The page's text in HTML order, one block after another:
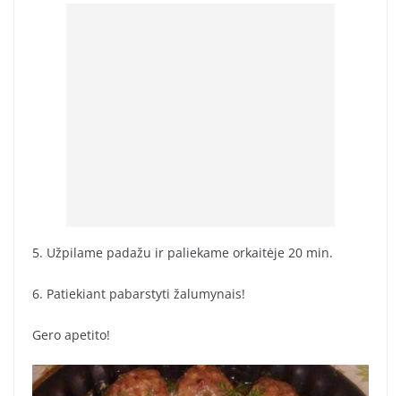
5. Užpilame padažu ir paliekame orkaitėje 20 min.
6. Patiekiant pabarstyti žalumynais!
Gero apetito!